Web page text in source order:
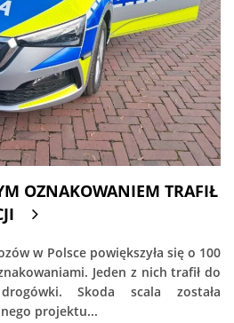
OZNAKOWANIEM TRAFIŁ
w Polsce powiększyła się o 100
Jeden z nich trafił do
Skoda scala została
projektu...